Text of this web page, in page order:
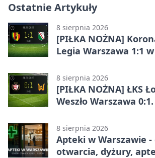
Ostatnie Artykuły
8 sierpnia 2026
[PIŁKA NOŻNA]
Legia Warszawa 1:1 w
zwycięstwo z rąk
8 sierpnia 2026
[PIŁKA NOŻNA] ŁKS
Weszło Warszawa
w Betclic 3. Lidze
8 sierpnia 2026
Apteki w Warszawie -
otwarcia, dyżury,